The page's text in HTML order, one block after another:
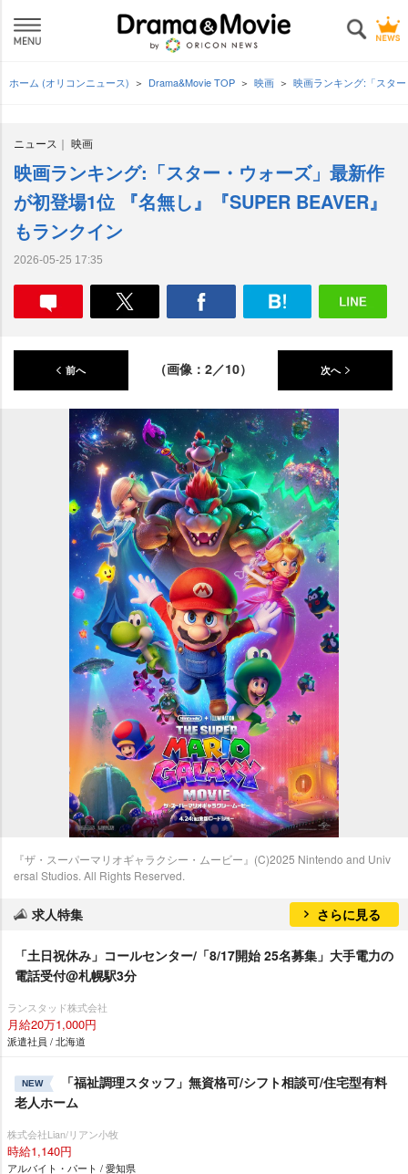
ホーム (オリコンニュース) Drama&Movie TOP 映画 映画ランキング:「スタ
ニュース 映画
映画ランキング:「スター・ウォーズ」最新作
が初登場1位 『名無し』『SUPER BEAVER』
もランクイン
2026-05-25 17:35
前へ （画像：2／10） 次へ
『ザ・スーパーマリオギャラクシー・ムービー』(C)2025 Nintendo and Univ
ersal Studios. All Rights Reserved.
求人特集 さらに見る
「土日祝休み」コールセンター/「8/17開始 25名募集」大手電力の
電話受付@札幌駅3分
ランスタッド株式会社
月給20万1,000円
派遣社員 / 北海道
NEW
「福祉調理スタッフ」無資格可/シフト相談可/住宅型有料
老人ホーム
株式会社Lian/リアン小牧
時給1,140円
アルバイト・パート / 愛知県